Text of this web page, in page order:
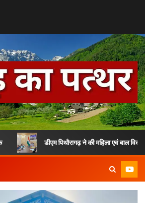
डीएम पिथौरागढ़ ने की महिला एवं बाल विकास विभाग की